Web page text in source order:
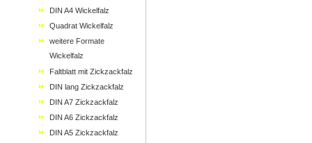
DIN A4 Wickelfalz
Quadrat Wickelfalz
weitere Formate
Wickelfalz
Faltblatt mit Zickzackfalz
DIN lang Zickzackfalz
DIN A7 Zickzackfalz
DIN A6 Zickzackfalz
DIN A5 Zickzackfalz